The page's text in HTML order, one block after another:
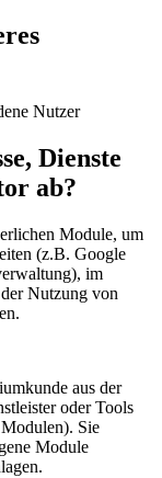
Nutzer
Dienste
ab?
Module, um
(z.B. Google
im
Nutzung von
aus der
oder Tools
Sie
Module
.